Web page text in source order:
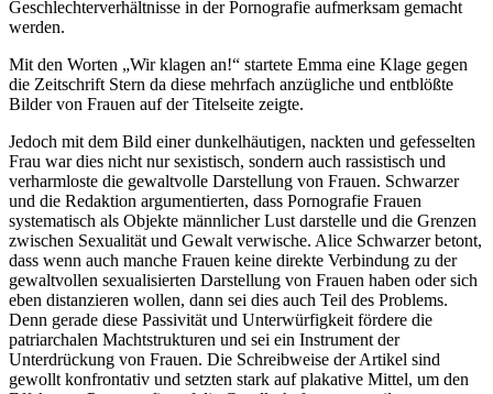
Geschlechterverhältnisse in der Pornografie aufmerksam gemacht
werden.
Mit den Worten „Wir klagen an!“ startete Emma eine Klage gegen
die Zeitschrift Stern da diese mehrfach anzügliche und entblößte
Bilder von Frauen auf der Titelseite zeigte.
Jedoch mit dem Bild einer dunkelhäutigen, nackten und gefesselten
Frau war dies nicht nur sexistisch, sondern auch rassistisch und
verharmloste die gewaltvolle Darstellung von Frauen. Schwarzer
und die Redaktion argumentierten, dass Pornografie Frauen
systematisch als Objekte männlicher Lust darstelle und die Grenzen
zwischen Sexualität und Gewalt verwische. Alice Schwarzer betont,
dass wenn auch manche Frauen keine direkte Verbindung zu der
gewaltvollen sexualisierten Darstellung von Frauen haben oder sich
eben distanzieren wollen, dann sei dies auch Teil des Problems.
Denn gerade diese Passivität und Unterwürfigkeit fördere die
patriarchalen Machtstrukturen und sei ein Instrument der
Unterdrückung von Frauen. Die Schreibweise der Artikel sind
gewollt konfrontativ und setzten stark auf plakative Mittel, um den